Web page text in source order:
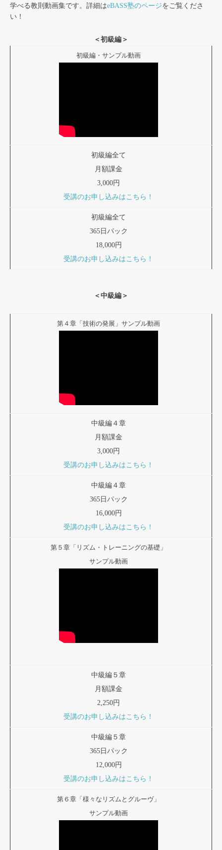
学べる教則動画集です。詳細はeBASS塾のページをご覧くださ
い！
＜初級編＞
初級編・サンプル動画
初級編全て
月額課金
3,000円
受講のお申し込みはこちら！
初級編全て
365日パック
18,000円
受講のお申し込みはこちら！
＜中級編＞
第４章「技術の発展」サンプル動画
中級編４章
月額課金
3,000円
受講のお申し込みはこちら！
中級編４章
365日パック
16,000円
受講のお申し込みはこちら！
第５章「リズム・トレーニングの基礎」
サンプル動画
中級編５章
月額課金
2,250円
受講のお申し込みはこちら！
中級編５章
365日パック
12,000円
受講のお申し込みはこちら！
第６章「様々なリズムとグルーヴ」
サンプル動画